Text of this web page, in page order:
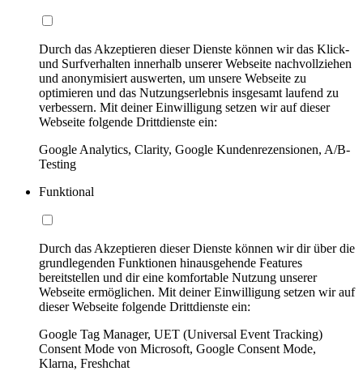
Durch das Akzeptieren dieser Dienste können wir das Klick-
und Surfverhalten innerhalb unserer Webseite nachvollziehen
und anonymisiert auswerten, um unsere Webseite zu
optimieren und das Nutzungserlebnis insgesamt laufend zu
verbessern. Mit deiner Einwilligung setzen wir auf dieser
Webseite folgende Drittdienste ein:
Google Analytics, Clarity, Google Kundenrezensionen, A/B-
Testing
Funktional
Durch das Akzeptieren dieser Dienste können wir dir über die
grundlegenden Funktionen hinausgehende Features
bereitstellen und dir eine komfortable Nutzung unserer
Webseite ermöglichen. Mit deiner Einwilligung setzen wir auf
dieser Webseite folgende Drittdienste ein:
Google Tag Manager, UET (Universal Event Tracking)
Consent Mode von Microsoft, Google Consent Mode,
Klarna, Freshchat